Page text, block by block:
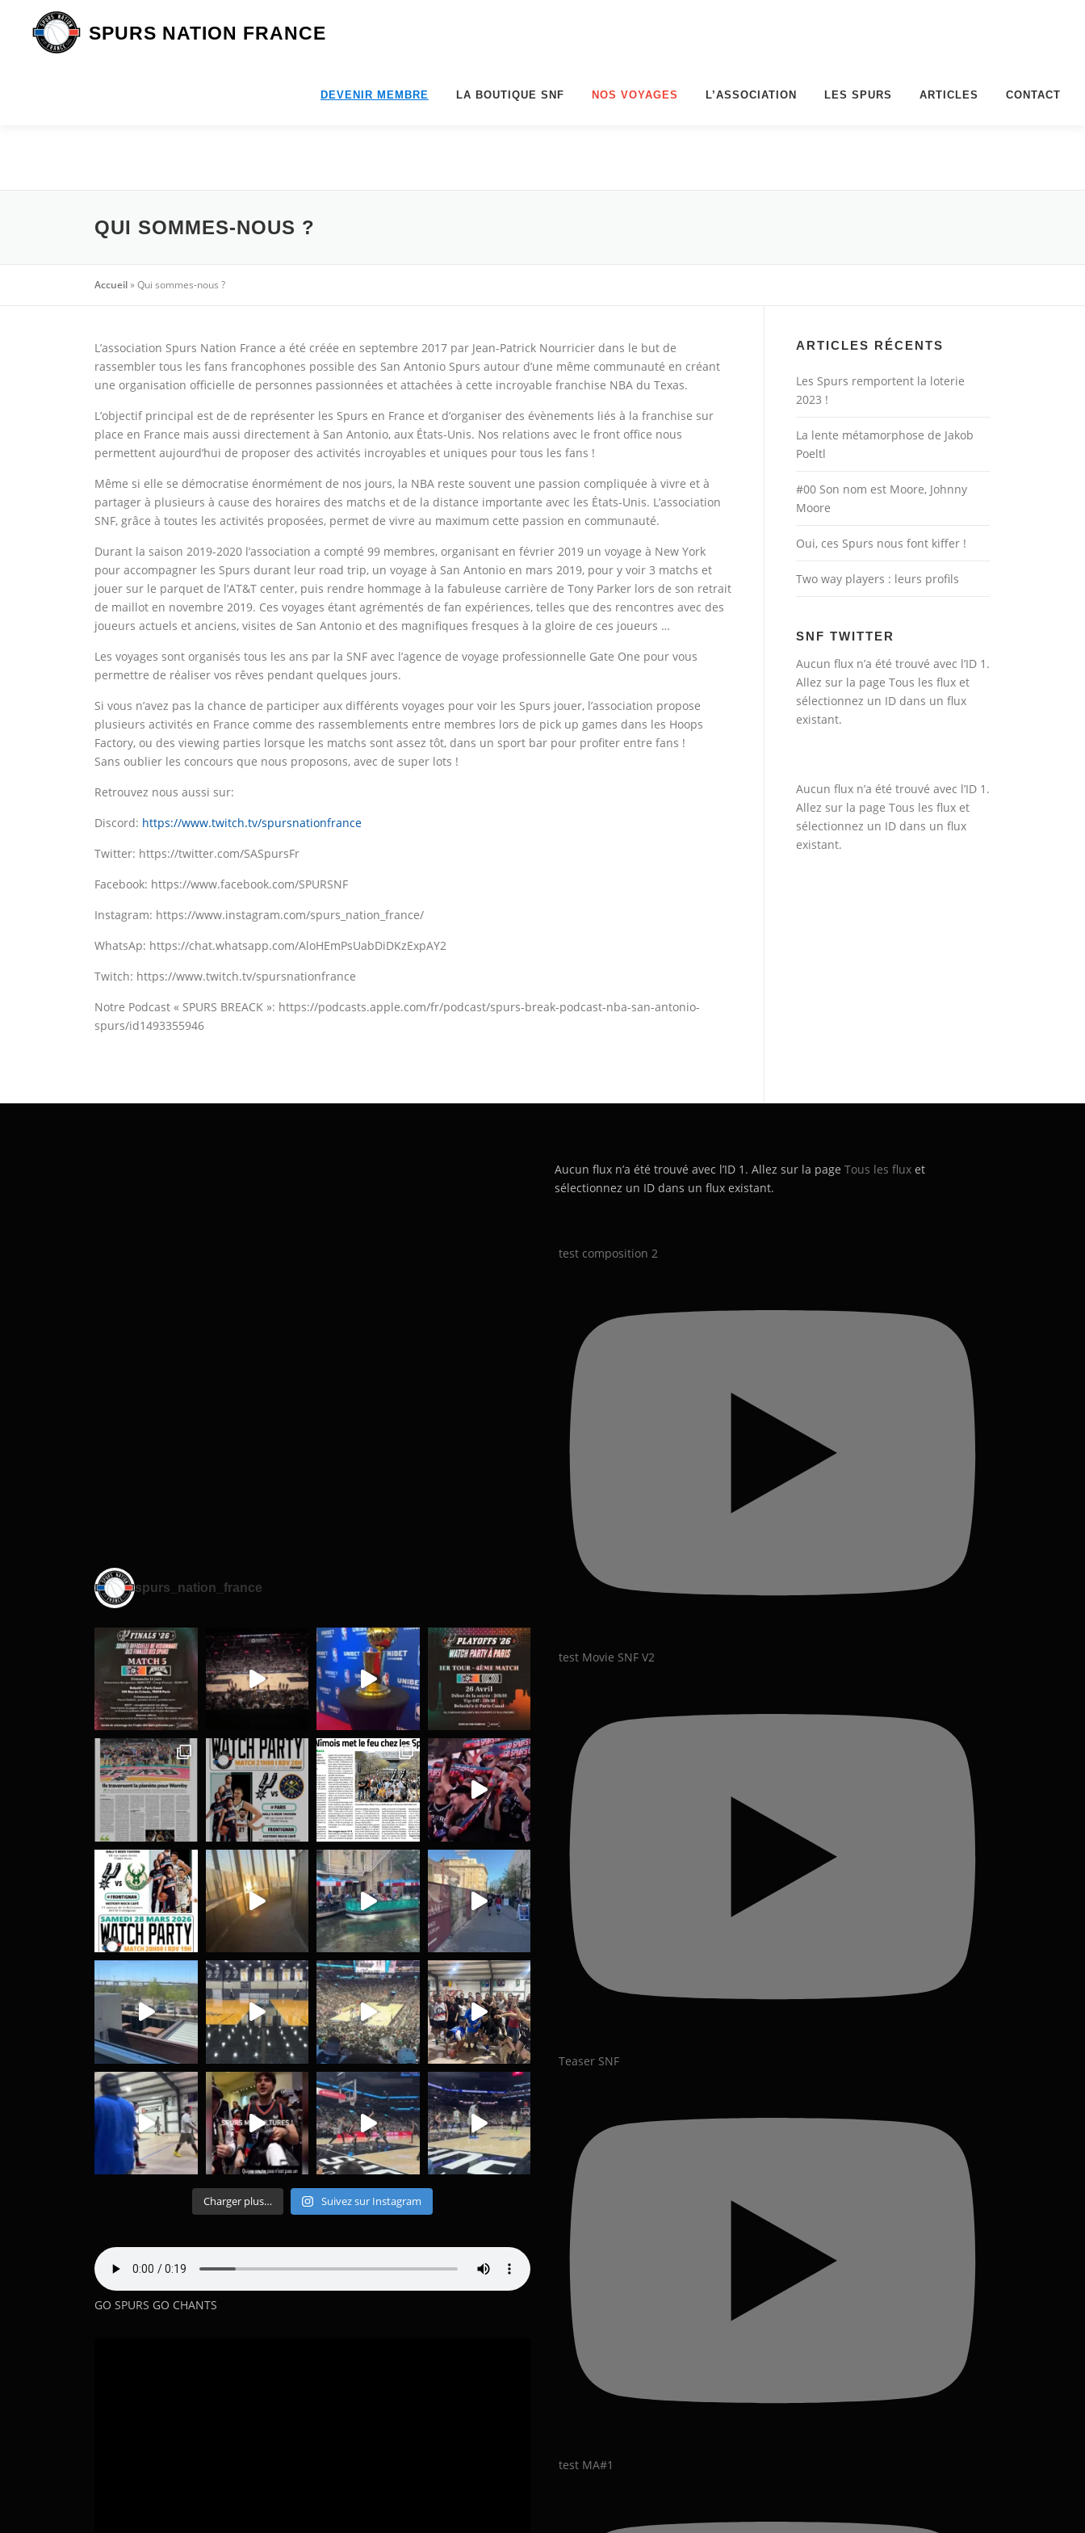
contenu
SPURS NATION FRANCE
DEVENIR MEMBRE LA BOUTIQUE SNF NOS VOYAGES L’ASSOCIATION LES SPURS ARTICLES CONTACT
QUI SOMMES-NOUS ?
Accueil»Qui sommes-nous ?
L’association Spurs Nation France a été créée en septembre 2017 par Jean-Patrick Nourricier dans le but de
rassembler tous les fans francophones possible des San Antonio Spurs autour d’une même communauté en créant
une organisation officielle de personnes passionnées et attachées à cette incroyable franchise NBA du Texas.
L’objectif principal est de de représenter les Spurs en France et d’organiser des évènements liés à la franchise sur
place en France mais aussi directement à San Antonio, aux États-Unis. Nos relations avec le front office nous
permettent aujourd’hui de proposer des activités incroyables et uniques pour tous les fans !
Même si elle se démocratise énormément de nos jours, la NBA reste souvent une passion compliquée à vivre et à
partager à plusieurs à cause des horaires des matchs et de la distance importante avec les États-Unis. L’association
SNF, grâce à toutes les activités proposées, permet de vivre au maximum cette passion en communauté.
Durant la saison 2019-2020 l’association a compté 99 membres, organisant en février 2019 un voyage à New York
pour accompagner les Spurs durant leur road trip, un voyage à San Antonio en mars 2019, pour y voir 3 matchs et
jouer sur le parquet de l’AT&T center, puis rendre hommage à la fabuleuse carrière de Tony Parker lors de son retrait
de maillot en novembre 2019. Ces voyages étant agrémentés de fan expériences, telles que des rencontres avec des
joueurs actuels et anciens, visites de San Antonio et des magnifiques fresques à la gloire de ces joueurs …
Les voyages sont organisés tous les ans par la SNF avec l’agence de voyage professionnelle Gate One pour vous
permettre de réaliser vos rêves pendant quelques jours.
Si vous n’avez pas la chance de participer aux différents voyages pour voir les Spurs jouer, l’association propose
plusieurs activités en France comme des rassemblements entre membres lors de pick up games dans les Hoops
Factory, ou des viewing parties lorsque les matchs sont assez tôt, dans un sport bar pour profiter entre fans !
Sans oublier les concours que nous proposons, avec de super lots !
Retrouvez nous aussi sur:
Discord: https://www.twitch.tv/spursnationfrance
Twitter: https://twitter.com/SASpursFr
Facebook: https://www.facebook.com/SPURSNF
Instagram: https://www.instagram.com/spurs_nation_france/
WhatsAp: https://chat.whatsapp.com/AloHEmPsUabDiDKzExpAY2
Twitch: https://www.twitch.tv/spursnationfrance
Notre Podcast « SPURS BREACK »: https://podcasts.apple.com/fr/podcast/spurs-break-podcast-nba-san-antonio-
spurs/id1493355946
ARTICLES RÉCENTS
Les Spurs remportent la loterie
2023 !
La lente métamorphose de Jakob
Poeltl
#00 Son nom est Moore, Johnny
Moore
Oui, ces Spurs nous font kiffer !
Two way players : leurs profils
SNF TWITTER
Aucun flux n’a été trouvé avec l’ID 1.
Allez sur la page Tous les flux et
sélectionnez un ID dans un flux
existant.
Aucun flux n’a été trouvé avec l’ID 1.
Allez sur la page Tous les flux et
sélectionnez un ID dans un flux
existant.
spurs_nation_france
Charger plus… Suivez sur Instagram
GO SPURS GO CHANTS
Aucun flux n’a été trouvé avec l’ID 1. Allez sur la page Tous les flux et
sélectionnez un ID dans un flux existant.
test composition 2
test Movie SNF V2
Teaser SNF
test MA#1